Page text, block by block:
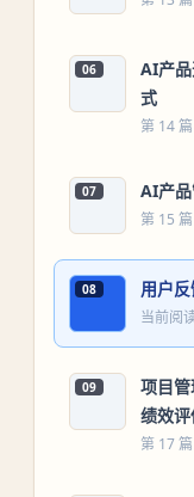
06
AI产
式
第 14 篇
07 AI产
第 15 篇
08 用户
当前阅
09
项目
绩效
第 17 篇